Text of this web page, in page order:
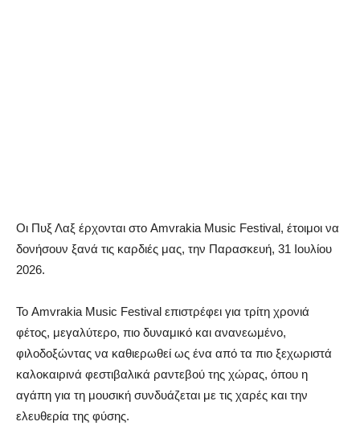
Οι Πυξ Λαξ έρχονται στο Amvrakia Music Festival, έτοιμοι να
δονήσουν ξανά τις καρδιές μας, την Παρασκευή, 31 Ιουλίου
2026.
Το Amvrakia Music Festival επιστρέφει για τρίτη χρονιά
φέτος, μεγαλύτερο, πιο δυναμικό και ανανεωμένο,
φιλοδοξώντας να καθιερωθεί ως ένα από τα πιο ξεχωριστά
καλοκαιρινά φεστιβαλικά ραντεβού της χώρας, όπου η
αγάπη για τη μουσική συνδυάζεται με τις χαρές και την
ελευθερία της φύσης.